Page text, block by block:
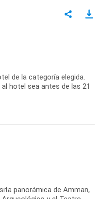
de la categoría elegida.
hotel sea antes de las 21
panorámica de Amman,